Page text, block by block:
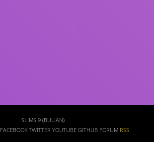
SLIMS 9 (BULIAN)
FACEBOOK TWITTER YOUTUBE GITHUB FORUM RSS